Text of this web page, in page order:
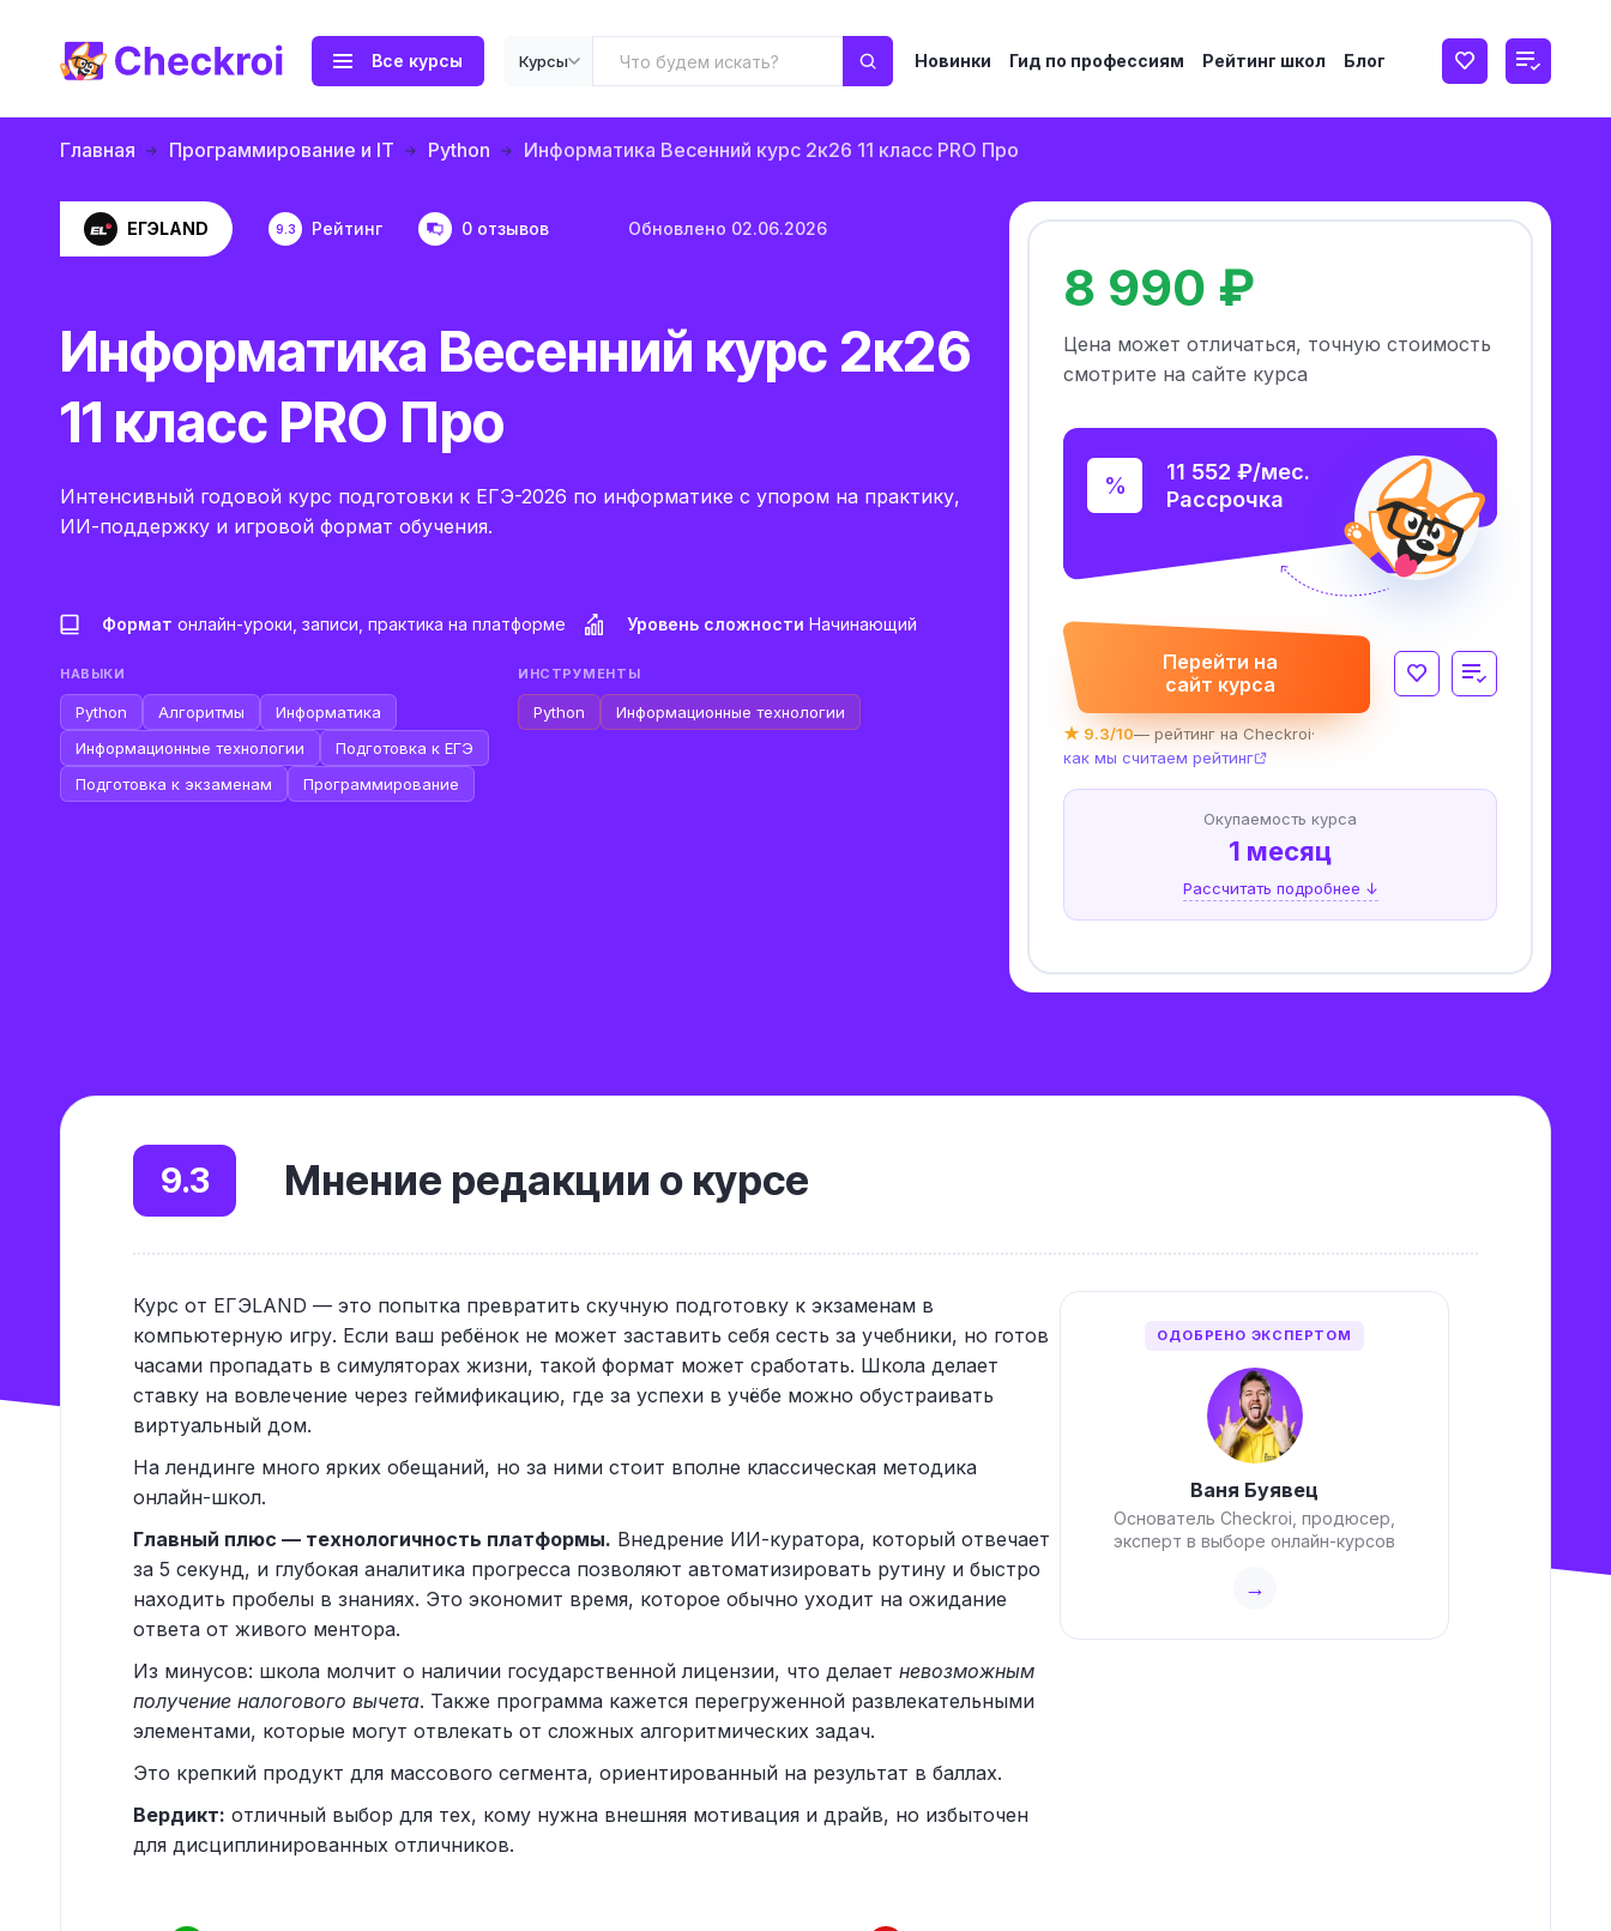
Все курсы Курсы Новинки Гид по профессиям Рейтинг школ Блог
Главная Программирование и IT Python Информатика Весенний курс 2к26 11 класс PRO Про
ЕГЭLAND 9.3 Рейтинг 0 отзывов Обновлено 02.06.2026
Информатика Весенний курс 2к26
11 класс PRO Про
Интенсивный годовой курс подготовки к ЕГЭ-2026 по информатике с упором на практику,
ИИ-поддержку и игровой формат обучения.
Формат онлайн-уроки, записи, практика на платформе Уровень сложности Начинающий
НАВЫКИ
Python Алгоритмы
Информатика
Информационные технологии
Подготовка к ЕГЭ
Подготовка к экзаменам
Программирование
ИНСТРУМЕНТЫ
Python Информационные технологии
8 990 ₽
Цена может отличаться, точную стоимость
смотрите на сайте курса
11 552 ₽/мес.
Рассрочка
Перейти на
сайт курса
★ 9.3/10— рейтинг на Checkroi·
как мы считаем рейтинг
Окупаемость курса
1 месяц
Рассчитать подробнее ↓
Мнение редакции о курсе
9.3
Курс от ЕГЭLAND — это попытка превратить скучную подготовку к экзаменам в
компьютерную игру. Если ваш ребёнок не может заставить себя сесть за учебники, но готов
часами пропадать в симуляторах жизни, такой формат может сработать. Школа делает
ставку на вовлечение через геймификацию, где за успехи в учёбе можно обустраивать
виртуальный дом.
На лендинге много ярких обещаний, но за ними стоит вполне классическая методика
онлайн-школ.
Главный плюс — технологичность платформы. Внедрение ИИ-куратора, который отвечает
за 5 секунд, и глубокая аналитика прогресса позволяют автоматизировать рутину и быстро
находить пробелы в знаниях. Это экономит время, которое обычно уходит на ожидание
ответа от живого ментора.
Из минусов: школа молчит о наличии государственной лицензии, что делает невозможным
получение налогового вычета. Также программа кажется перегруженной развлекательными
элементами, которые могут отвлекать от сложных алгоритмических задач.
Это крепкий продукт для массового сегмента, ориентированный на результат в баллах.
Вердикт: отличный выбор для тех, кому нужна внешняя мотивация и драйв, но избыточен
для дисциплинированных отличников.
ОДОБРЕНО ЭКСПЕРТОМ
Ваня Буявец
Основатель Checkroi, продюсер,
эксперт в выборе онлайн-курсов
→